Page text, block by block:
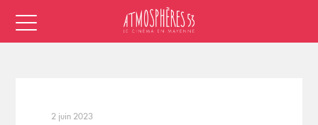
2 juin 2023